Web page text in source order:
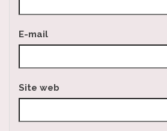
E-mail
Site web